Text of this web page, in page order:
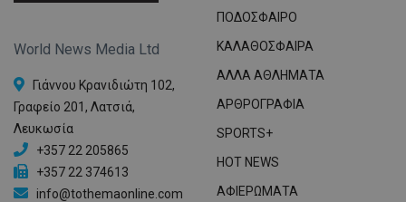
World News Media Ltd
Γιάννου Κρανιδιώτη 102,
Γραφείο 201, Λατσιά,
Λευκωσία
+357 22 205865
+357 22 374613
info@tothemaonline.com
ΠΟΔΟΣΦΑΙΡΟ
ΚΑΛΑΘΟΣΦΑΙΡΑ
ΑΛΛΑ ΑΘΛΗΜΑΤΑ
ΑΡΘΡΟΓΡΑΦΙΑ
SPORTS+
HOT NEWS
ΑΦΙΕΡΩΜΑΤΑ